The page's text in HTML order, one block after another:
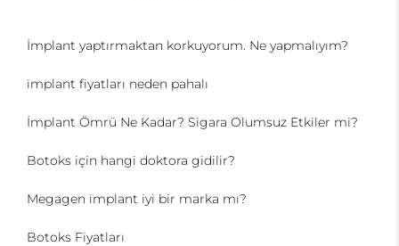
İmplant yaptırmaktan korkuyorum. Ne yapmalıyım?
implant fiyatları neden pahalı
İmplant Ömrü Ne Kadar? Sigara Olumsuz Etkiler mi?
Botoks için hangi doktora gidilir?
Megagen implant iyi bir marka mı?
Botoks Fiyatları